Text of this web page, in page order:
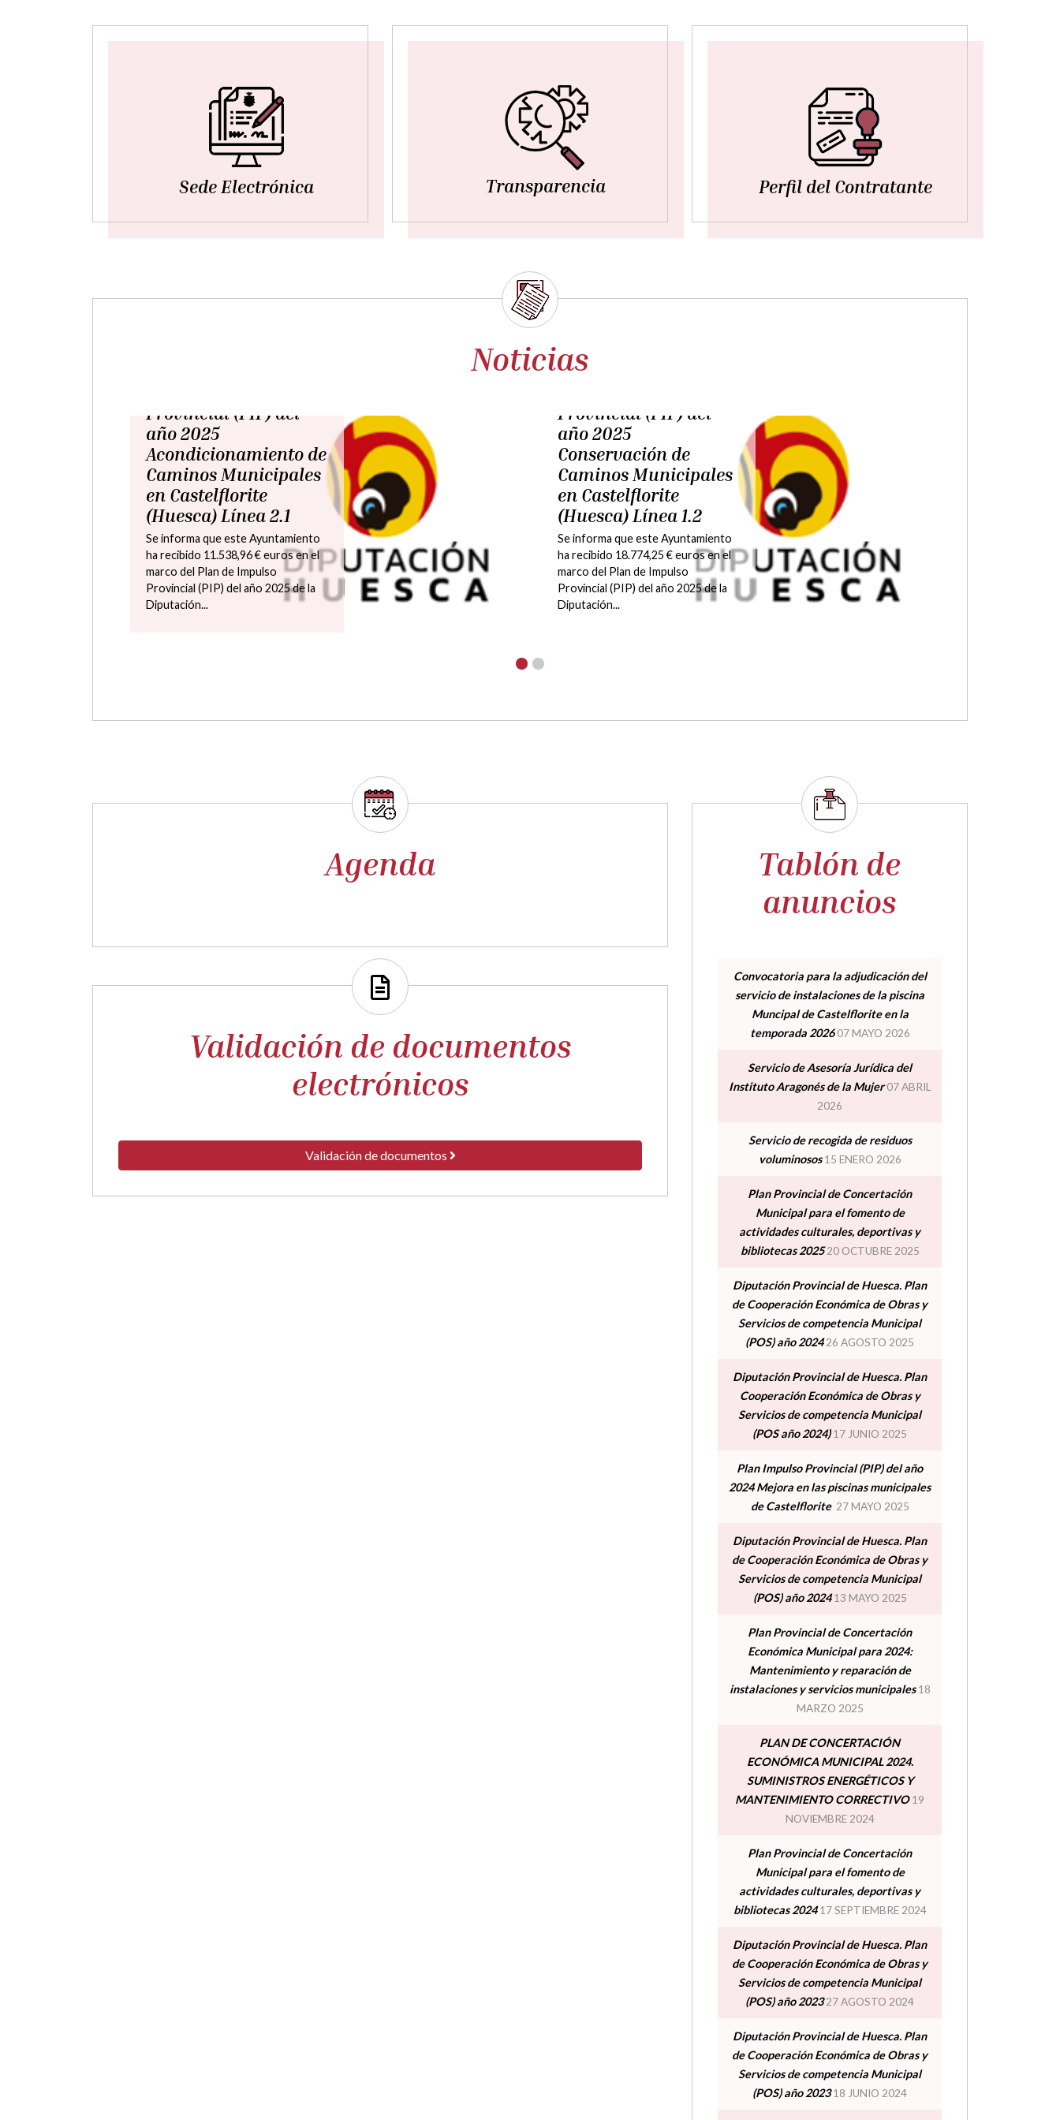
Sede Electrónica Transparencia Perfil del Contratante
Noticias
Provincial (PIP) del
año 2025 Sustitución
de vallado en zona de
playa de Piscina
Municipal en
Castelflorite (Huesca)
Se informa que este Ayuntamiento
ha recibido 14.194,10 € euros en el
marco del Plan de Impulso
Provincial (PIP) del año 2025 de la
Diputación...
Plan Provincial de
Económica Municipal
para 2025:
Mantenimiento y
reparación de
instalaciones y
servicios municipales
Se informa que durante el ejercicio
2025 el Ayuntamiento de
Castelflorite ha recibido de
Diputación Provincial de Huesca la
cantidad de 11.030 €...
Agenda
Validación de documentos
electrónicos
Validación de documentos
Tablón de
anuncios
Convocatoria para la adjudicación del
servicio de instalaciones de la piscina
Muncipal de Castelflorite en la
temporada 2026 07 MAYO 2026
Servicio de Asesoría Jurídica del
Instituto Aragonés de la Mujer 07 ABRIL
2026
Servicio de recogida de residuos
voluminosos 15 ENERO 2026
Plan Provincial de Concertación
Municipal para el fomento de
actividades culturales, deportivas y
bibliotecas 2025 20 OCTUBRE 2025
Diputación Provincial de Huesca. Plan
de Cooperación Económica de Obras y
Servicios de competencia Municipal
(POS) año 2024 26 AGOSTO 2025
Diputación Provincial de Huesca. Plan
Cooperación Económica de Obras y
Servicios de competencia Municipal
(POS año 2024) 17 JUNIO 2025
Plan Impulso Provincial (PIP) del año
2024 Mejora en las piscinas municipales
de Castelflorite 27 MAYO 2025
Diputación Provincial de Huesca. Plan
de Cooperación Económica de Obras y
Servicios de competencia Municipal
(POS) año 2024 13 MAYO 2025
Plan Provincial de Concertación
Económica Municipal para 2024:
Mantenimiento y reparación de
instalaciones y servicios municipales 18
MARZO 2025
PLAN DE CONCERTACIÓN
ECONÓMICA MUNICIPAL 2024.
SUMINISTROS ENERGÉTICOS Y
MANTENIMIENTO CORRECTIVO 19
NOVIEMBRE 2024
Plan Provincial de Concertación
Municipal para el fomento de
actividades culturales, deportivas y
bibliotecas 2024 17 SEPTIEMBRE 2024
Diputación Provincial de Huesca. Plan
de Cooperación Económica de Obras y
Servicios de competencia Municipal
(POS) año 2023 27 AGOSTO 2024
Diputación Provincial de Huesca. Plan
de Cooperación Económica de Obras y
Servicios de competencia Municipal
(POS) año 2023 18 JUNIO 2024